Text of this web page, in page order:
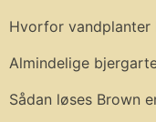
Hvorfor vandplanter
Almindelige
Sådan løses Brown